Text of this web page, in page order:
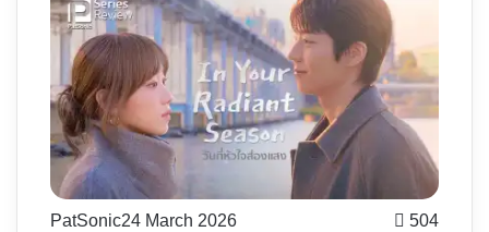
PatSonic24 March 2026 504